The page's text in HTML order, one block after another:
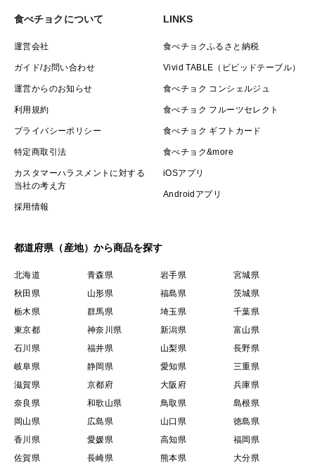
食べチョクについて
運営会社
ガイド/お問い合わせ
運営からのお知らせ
利用規約
プライバシーポリシー
特定商取引法
カスタマーハラスメントに対する
当社の考え方
採用情報
LINKS
食べチョクふるさと納税
Vivid TABLE（ビビッドテーブル）
食べチョク コンシェルジュ
食べチョク フルーツセレクト
食べチョク ギフトカード
食べチョク&more
iOSアプリ
Androidアプリ
都道府県（産地）から商品を探す
北海道 青森県 岩手県
宮城県
秋田県
山形県 福島県
茨城県
栃木県
群馬県 埼玉県
千葉県
東京都
神奈川県 新潟県
富山県
石川県
福井県 山梨県
長野県
岐阜県
静岡県 愛知県
三重県
滋賀県
京都府 大阪府
兵庫県
奈良県
和歌山県 鳥取県
島根県
岡山県
広島県 山口県
徳島県
香川県
愛媛県 高知県
福岡県
佐賀県
長崎県 熊本県 大分県